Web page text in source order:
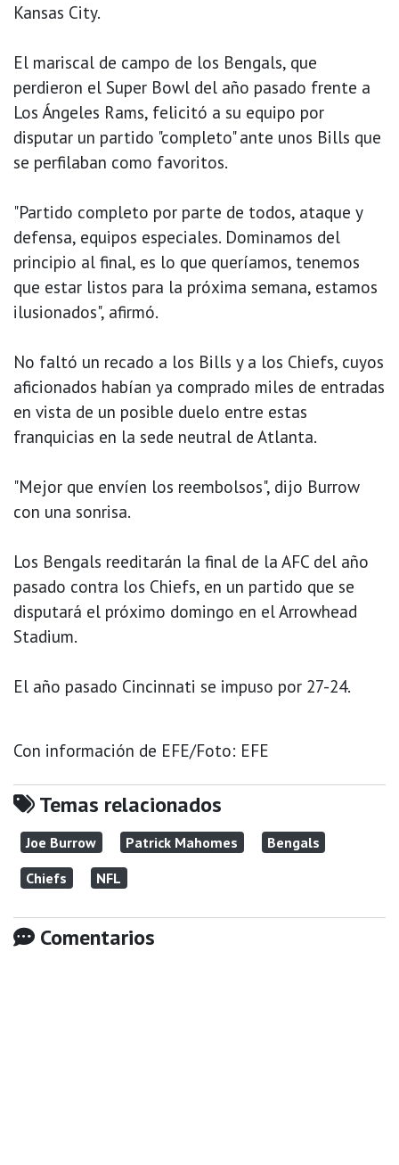
Kansas City.
El mariscal de campo de los Bengals, que
perdieron el Super Bowl del año pasado frente a
Los Ángeles Rams, felicitó a su equipo por
disputar un partido "completo" ante unos Bills que
se perfilaban como favoritos.
"Partido completo por parte de todos, ataque y
defensa, equipos especiales. Dominamos del
principio al final, es lo que queríamos, tenemos
que estar listos para la próxima semana, estamos
ilusionados", afirmó.
No faltó un recado a los Bills y a los Chiefs, cuyos
aficionados habían ya comprado miles de entradas
en vista de un posible duelo entre estas
franquicias en la sede neutral de Atlanta.
"Mejor que envíen los reembolsos", dijo Burrow
con una sonrisa.
Los Bengals reeditarán la final de la AFC del año
pasado contra los Chiefs, en un partido que se
disputará el próximo domingo en el Arrowhead
Stadium.
El año pasado Cincinnati se impuso por 27-24.
Con información de EFE/Foto: EFE
Temas relacionados
Joe Burrow Patrick Mahomes
Bengals
Chiefs
NFL
Comentarios